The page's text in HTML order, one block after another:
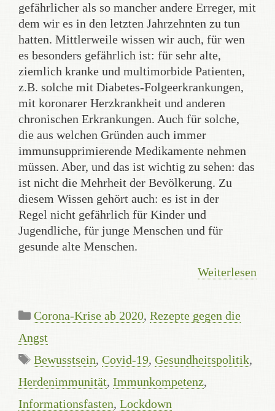
gefährlicher als so mancher andere Erreger, mit
dem wir es in den letzten Jahrzehnten zu tun
hatten. Mittlerweile wissen wir auch, für wen
es besonders gefährlich ist: für sehr alte,
ziemlich kranke und multimorbide Patienten,
z.B. solche mit Diabetes-Folgeerkrankungen,
mit koronarer Herzkrankheit und anderen
chronischen Erkrankungen. Auch für solche,
die aus welchen Gründen auch immer
immunsupprimierende Medikamente nehmen
müssen. Aber, und das ist wichtig zu sehen: das
ist nicht die Mehrheit der Bevölkerung. Zu
diesem Wissen gehört auch: es ist in der
Regel nicht gefährlich für Kinder und
Jugendliche, für junge Menschen und für
gesunde alte Menschen.
Weiterlesen
Kategorien
Corona-Krise ab 2020, Rezepte gegen die
Angst
Schlagwörter
Bewusstsein, Covid-19, Gesundheitspolitik,
Herdenimmunität, Immunkompetenz,
Informationsfasten, Lockdown